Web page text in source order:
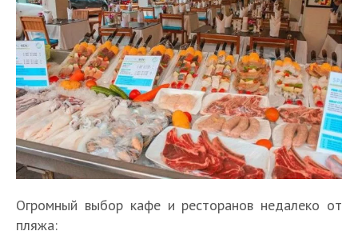
Огромный выбор кафе и ресторанов недалеко от
пляжа: